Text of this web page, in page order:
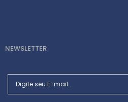
NEWSLETTER